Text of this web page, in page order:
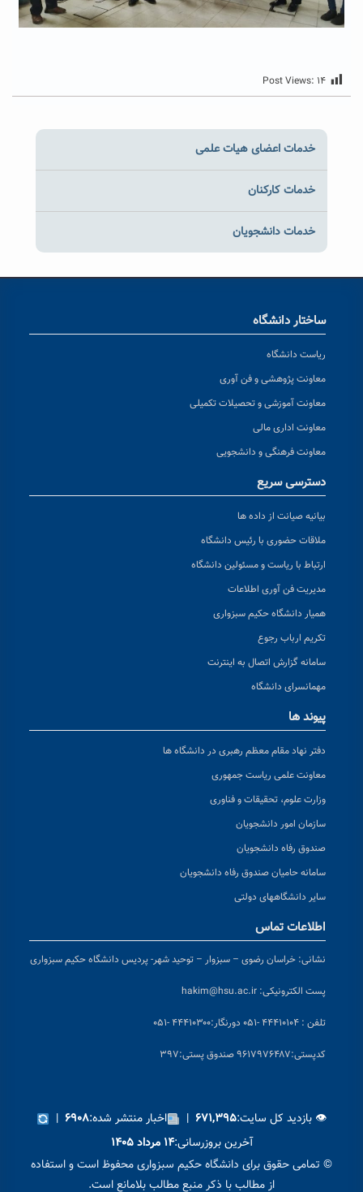
Post Views: ۱۴
خدمات اعضای هیات علمی
خدمات کارکنان
خدمات دانشجویان
ساختار دانشگاه
ریاست دانشگاه
معاونت پژوهشی و فن آوری
معاونت آموزشی و تحصیلات تکمیلی
معاونت اداری مالی
معاونت فرهنگی و دانشجویی
دسترسی سریع
بیانیه صیانت از داده ها
ملاقات حضوری با رئیس دانشگاه
ارتباط با ریاست و مسئولین دانشگاه
مدیریت فن آوری اطلاعات
همیار دانشگاه حکیم سبزواری
تکریم ارباب رجوع
سامانه گزارش اتصال به اینترنت
مهمانسرای دانشگاه
پیوند ها
دفتر نهاد مقام معظم رهبری در دانشگاه ها
معاونت علمی ریاست جمهوری
وزارت علوم، تحقیقات و فناوری
سازمان امور دانشجویان
صندوق رفاه دانشجویان
سامانه حامیان صندوق رفاه دانشجویان
سایر دانشگاههای دولتی
اطلاعات تماس
نشانی: خراسان رضوی – سبزوار – توحید شهر- پردیس دانشگاه حکیم سبزواری
پست الکترونیکی: hakim@hsu.ac.ir
تلفن : ۴۴۴۱۰۱۰۴ -۰۵۱ دورنگار:۴۴۴۱۰۳۰۰ -۰۵۱
کدپستی:۹۶۱۷۹۷۶۴۸۷ صندوق پستی:۳۹۷
👁 بازدید کل سایت:۶۷۱,۳۹۵ | اخبار منتشر شده:۶۹۰۸ |
آخرین بروزرسانی:۱۴ مرداد ۱۴۰۵
© تمامی حقوق برای دانشگاه حکیم سبزواری محفوظ است و استفاده
از مطالب با ذکر منبع مطالب بلامانع است.